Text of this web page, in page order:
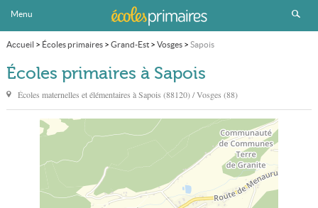
Menu
Accueil > Écoles primaires> Grand-Est> Vosges> Sapois
Écoles primaires à Sapois
Écoles maternelles et élémentaires àSapois (88120) / Vosges (88)